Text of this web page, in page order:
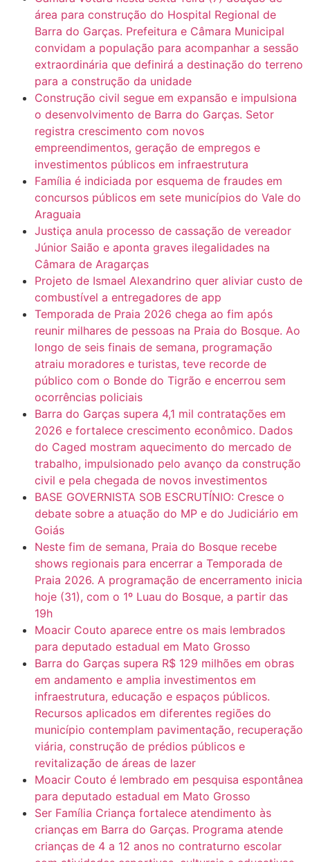
área para construção do Hospital Regional de
Barra do Garças. Prefeitura e Câmara Municipal
convidam a população para acompanhar a sessão
extraordinária que definirá a destinação do terreno
para a construção da unidade
Construção civil segue em expansão e impulsiona
o desenvolvimento de Barra do Garças. Setor
registra crescimento com novos
empreendimentos, geração de empregos e
investimentos públicos em infraestrutura
Família é indiciada por esquema de fraudes em
concursos públicos em sete municípios do Vale do
Araguaia
Justiça anula processo de cassação de vereador
Júnior Saião e aponta graves ilegalidades na
Câmara de Aragarças
Projeto de Ismael Alexandrino quer aliviar custo de
combustível a entregadores de app
Temporada de Praia 2026 chega ao fim após
reunir milhares de pessoas na Praia do Bosque. Ao
longo de seis finais de semana, programação
atraiu moradores e turistas, teve recorde de
público com o Bonde do Tigrão e encerrou sem
ocorrências policiais
Barra do Garças supera 4,1 mil contratações em
2026 e fortalece crescimento econômico. Dados
do Caged mostram aquecimento do mercado de
trabalho, impulsionado pelo avanço da construção
civil e pela chegada de novos investimentos
BASE GOVERNISTA SOB ESCRUTÍNIO: Cresce o
debate sobre a atuação do MP e do Judiciário em
Goiás
Neste fim de semana, Praia do Bosque recebe
shows regionais para encerrar a Temporada de
Praia 2026. A programação de encerramento inicia
hoje (31), com o 1º Luau do Bosque, a partir das
19h
Moacir Couto aparece entre os mais lembrados
para deputado estadual em Mato Grosso
Barra do Garças supera R$ 129 milhões em obras
em andamento e amplia investimentos em
infraestrutura, educação e espaços públicos.
Recursos aplicados em diferentes regiões do
município contemplam pavimentação, recuperação
viária, construção de prédios públicos e
revitalização de áreas de lazer
Moacir Couto é lembrado em pesquisa espontânea
para deputado estadual em Mato Grosso
Ser Família Criança fortalece atendimento às
crianças em Barra do Garças. Programa atende
crianças de 4 a 12 anos no contraturno escolar